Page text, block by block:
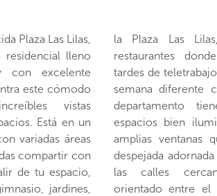
Plaza Las Lilas,
lleno
con excelente
este cómodo
vistas
Está en un
variadas áreas
compartir con
de tu espacio,
jardines,
cafés y
variar tus
un fin de
del parque. El
piso flotante y
gracias a las
tienen una vista
la naturaleza de
y el oriente. El